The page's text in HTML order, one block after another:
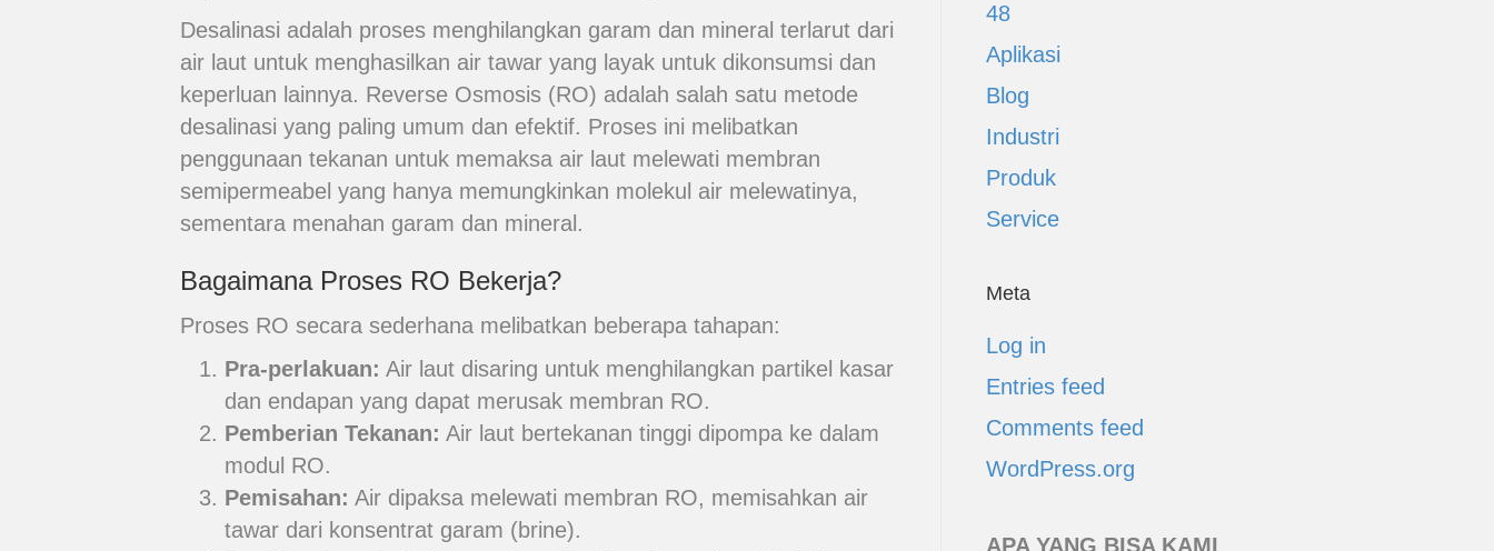
Desalinasi adalah proses menghilangkan garam dan mineral terlarut dari
air laut untuk menghasilkan air tawar yang layak untuk dikonsumsi dan
keperluan lainnya. Reverse Osmosis (RO) adalah salah satu metode
desalinasi yang paling umum dan efektif. Proses ini melibatkan
penggunaan tekanan untuk memaksa air laut melewati membran
semipermeabel yang hanya memungkinkan molekul air melewatinya,
sementara menahan garam dan mineral.
Bagaimana Proses RO Bekerja?
Proses RO secara sederhana melibatkan beberapa tahapan:
Pra-perlakuan: Air laut disaring untuk menghilangkan partikel kasar
dan endapan yang dapat merusak membran RO.
Pemberian Tekanan: Air laut bertekanan tinggi dipompa ke dalam
modul RO.
Pemisahan: Air dipaksa melewati membran RO, memisahkan air
tawar dari konsentrat garam (brine).
48
Aplikasi
Blog
Industri
Produk
Service
Meta
Log in
Entries feed
Comments feed
WordPress.org
APA YANG BISA KAMI